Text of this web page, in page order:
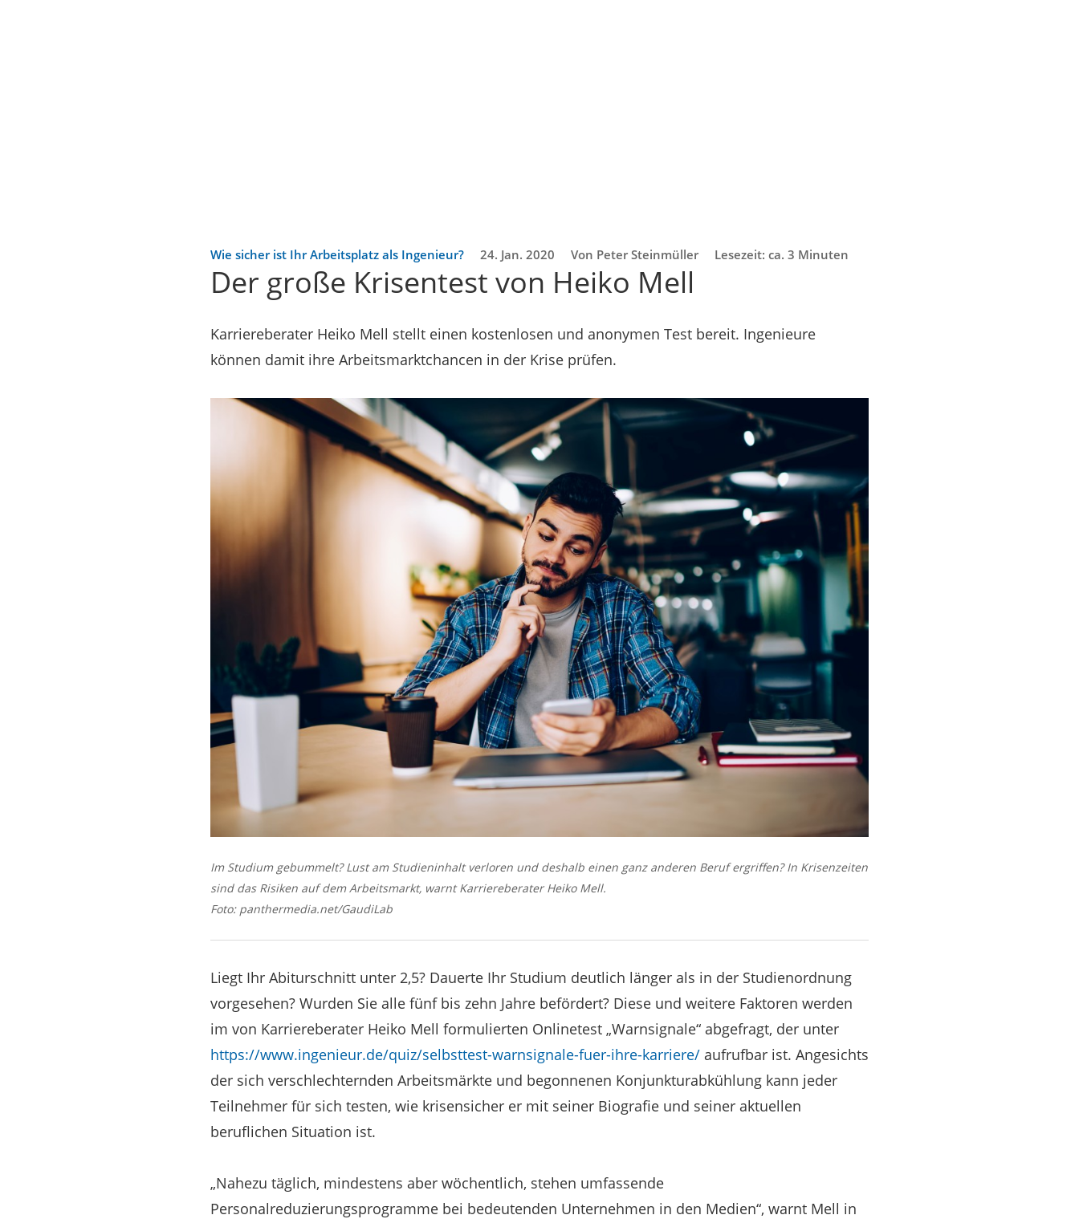
Wie sicher ist Ihr Arbeitsplatz als Ingenieur? 24. Jan. 2020 Von Peter Steinmüller Lesezeit: ca. 3 Minuten
Der große Krisentest von Heiko Mell
Karriereberater Heiko Mell stellt einen kostenlosen und anonymen Test bereit. Ingenieure
können damit ihre Arbeitsmarktchancen in der Krise prüfen.
Im Studium gebummelt? Lust am Studieninhalt verloren und deshalb einen ganz anderen Beruf ergriffen? In Krisenzeiten
sind das Risiken auf dem Arbeitsmarkt, warnt Karriereberater Heiko Mell.
Foto: panthermedia.net/GaudiLab
Liegt Ihr Abiturschnitt unter 2,5? Dauerte Ihr Studium deutlich länger als in der Studienordnung
vorgesehen? Wurden Sie alle fünf bis zehn Jahre befördert? Diese und weitere Faktoren werden
im von Karriereberater Heiko Mell formulierten Onlinetest „Warnsignale“ abgefragt, der unter
https://www.ingenieur.de/quiz/selbsttest-warnsignale-fuer-ihre-karriere/ aufrufbar ist. Angesichts
der sich verschlechternden Arbeitsmärkte und begonnenen Konjunkturabkühlung kann jeder
Teilnehmer für sich testen, wie krisensicher er mit seiner Biografie und seiner aktuellen
beruflichen Situation ist.
„Nahezu täglich, mindestens aber wöchentlich, stehen umfassende
Personalreduzierungsprogramme bei bedeutenden Unternehmen in den Medien“, warnt Mell in